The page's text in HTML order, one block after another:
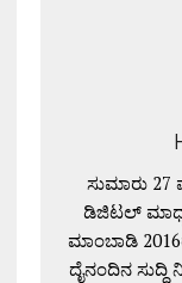
ಸುಮಾರು
ಡಿಜಿಟಲ್
ಮಾಂಬಾಡಿ
ದೈನಂದಿನ ಸುದ್ದಿ